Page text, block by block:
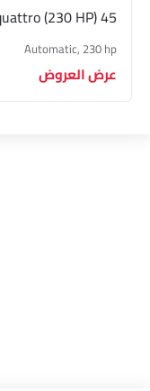
45 TFSI quattro (230 HP)
Automatic, 230 hp
عرض العروض